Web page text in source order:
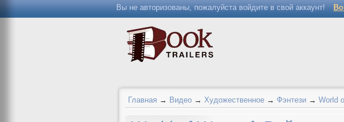
Вы не авторизованы, пожалуйста войдите в свой аккаунт!
Главная → Видео → Художественное → Фэнтези → World